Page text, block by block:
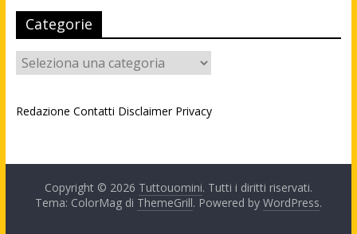
Categorie
Categorie
Redazione Contatti Disclaimer Privacy
Copyright © 2026 Tuttouomini. Tutti i diritti riservati.
Tema: ColorMag di ThemeGrill. Powered by WordPress.